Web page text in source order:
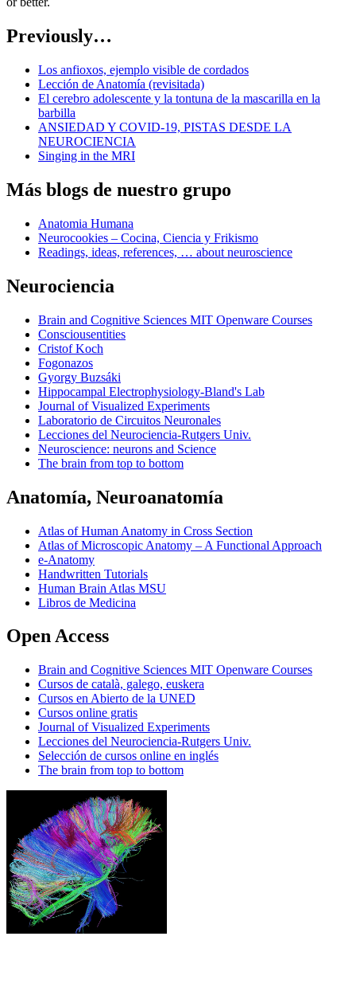
Previously…
Los anfioxos, ejemplo visible de cordados
Lección de Anatomía (revisitada)
El cerebro adolescente y la tontuna de la mascarilla en la
barbilla
ANSIEDAD Y COVID-19, PISTAS DESDE LA
NEUROCIENCIA
Singing in the MRI
Más blogs de nuestro grupo
Anatomia Humana
Neurocookies – Cocina, Ciencia y Frikismo
Readings, ideas, references, … about neuroscience
Neurociencia
Brain and Cognitive Sciences MIT Openware Courses
Consciousentities
Cristof Koch
Fogonazos
Gyorgy Buzsáki
Hippocampal Electrophysiology-Bland's Lab
Journal of Visualized Experiments
Laboratorio de Circuitos Neuronales
Lecciones del Neurociencia-Rutgers Univ.
Neuroscience: neurons and Science
The brain from top to bottom
Anatomía, Neuroanatomía
Atlas of Human Anatomy in Cross Section
Atlas of Microscopic Anatomy – A Functional Approach
e-Anatomy
Handwritten Tutorials
Human Brain Atlas MSU
Libros de Medicina
Open Access
Brain and Cognitive Sciences MIT Openware Courses
Cursos de català, galego, euskera
Cursos en Abierto de la UNED
Cursos online gratis
Journal of Visualized Experiments
Lecciones del Neurociencia-Rutgers Univ.
Selección de cursos online en inglés
The brain from top to bottom